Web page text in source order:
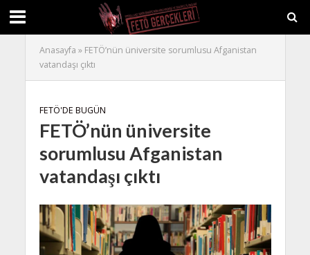
Anasayfa » FETÖ’nün üniversite sorumlusu Afganistan
vatandaşı çıktı
FETÖ'DE BUGÜN
FETÖ’nün üniversite
sorumlusu Afganistan
vatandaşı çıktı